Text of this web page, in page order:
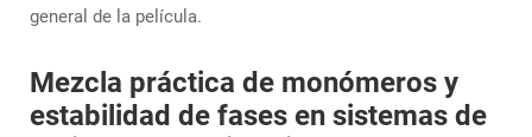
general de la película.
Mezcla práctica de monómeros y
estabilidad de fases en sistemas de